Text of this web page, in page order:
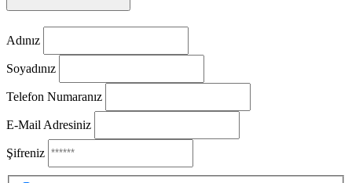
Adınız
Soyadınız
Telefon Numaranız
E-Mail Adresiniz
Şifreniz